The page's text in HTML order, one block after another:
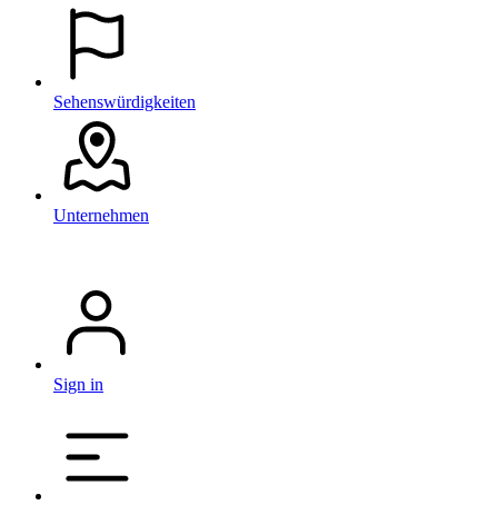
Sehenswürdigkeiten
Unternehmen
Sign in